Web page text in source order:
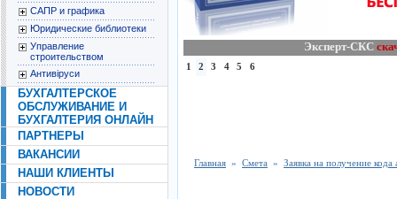
САПР и графика
Юридические библиотеки
Управление
строительством
Антивіруси
БУХГАЛТЕРСКОЕ
ОБСЛУЖИВАНИЕ И
БУХГАЛТЕРИЯ ОНЛАЙН
ПАРТНЕРЫ
ВАКАНСИИ
НАШИ КЛИЕНТЫ
НОВОСТИ
Эксперт-СКС
1 2 3 4 5 6
Главная » Смета » Заявка на получение